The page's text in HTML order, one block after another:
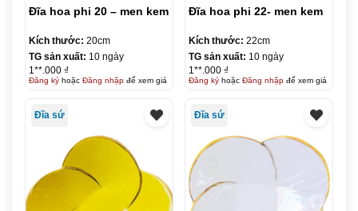
Đĩa hoa phi 20 – men kem
Kích thước: 20cm
TG sản xuất: 10 ngày
1**.000 ₫
Đăng kýhoặc Đăng nhậpđể xem giá
Đĩa hoa phi 22- men kem
Kích thước: 22cm
TG sản xuất: 10 ngày
1**.000 ₫
Đăng kýhoặc Đăng nhậpđể xem giá
Đĩa sứ Đĩa sứ